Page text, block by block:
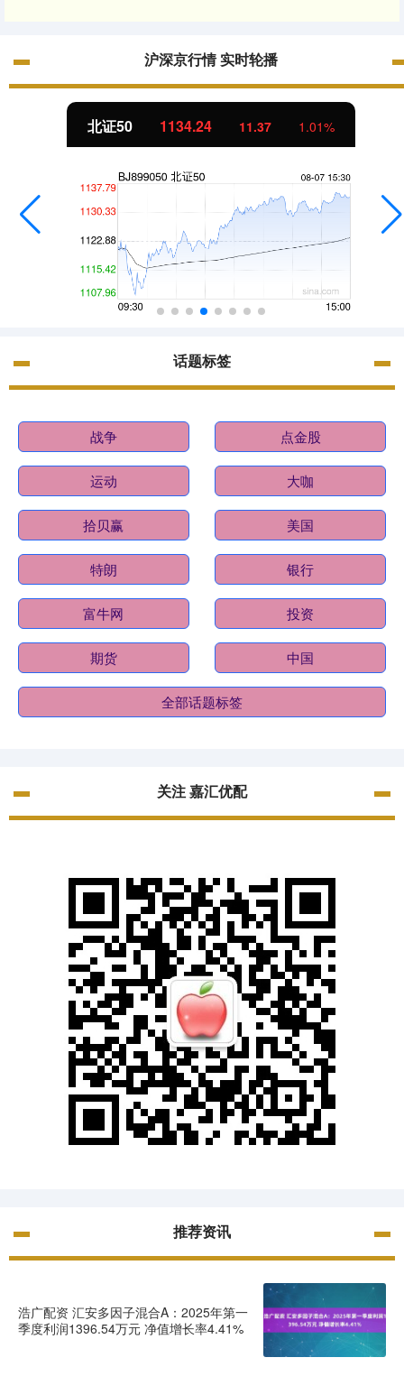
沪深京行情 实时轮播
北证50 1134.24 11.37 1.01%
话题标签
战争 点金股
运动 大咖
拾贝赢 美国
特朗 银行
富牛网 投资
期货 中国
全部话题标签
关注 嘉汇优配
推荐资讯
浩广配资 汇安多因子混合A：2025年第一
季度利润1396.54万元 净值增长率4.41%